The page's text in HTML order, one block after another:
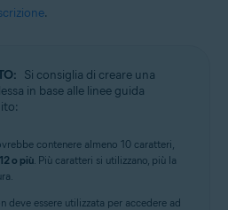
.
Si consiglia di creare una
in base alle linee guida
contenere almeno 10 caratteri,
12 o più. Più caratteri si utilizzano, più la
deve essere utilizzata per accedere ad